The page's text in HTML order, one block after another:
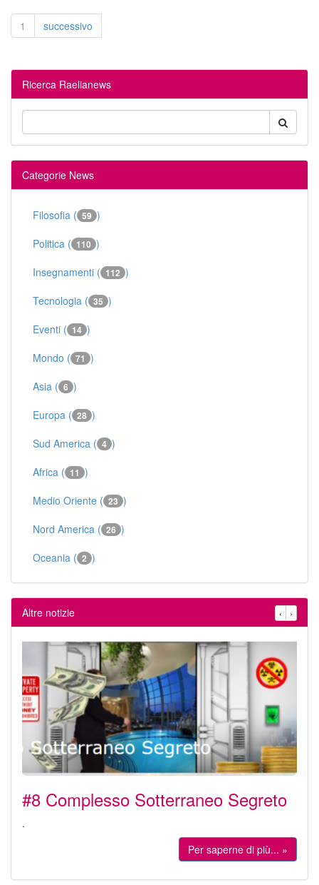
1 successivo
Ricerca Raelianews
Categorie News
Filosofia ( 59 )
Politica ( 110 )
Insegnamenti ( 112 )
Tecnologia ( 35 )
Eventi ( 14 )
Mondo ( 71 )
Asia ( 6 )
Europa ( 28 )
Sud America ( 4 )
Africa ( 11 )
Medio Oriente ( 23 )
Nord America ( 26 )
Oceania ( 2 )
Altre notizie ‹ ›
#8 Complesso Sotterraneo Segreto
.
Per saperne di più... »